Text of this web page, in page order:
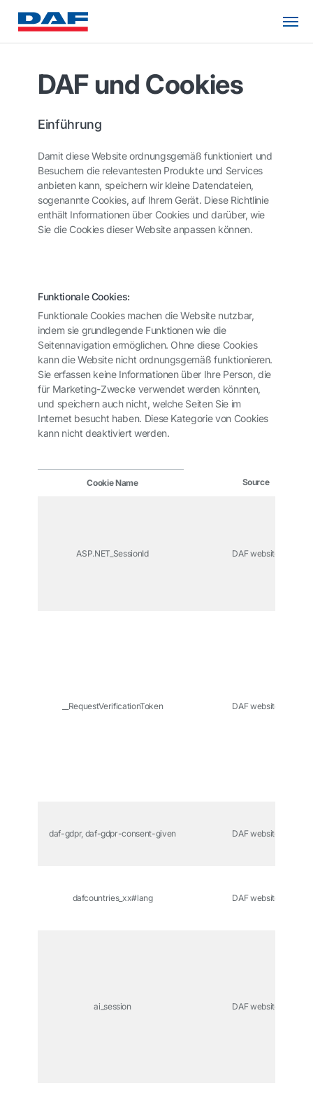
DAF und Cookies
Einführung
Damit diese Website ordnungsgemäß funktioniert und
Besuchern die relevantesten Produkte und Services
anbieten kann, speichern wir kleine Datendateien,
sogenannte Cookies, auf Ihrem Gerät. Diese Richtlinie
enthält Informationen über Cookies und darüber, wie
Sie die Cookies dieser Website anpassen können.
Funktionale Cookies:
Funktionale Cookies machen die Website nutzbar,
indem sie grundlegende Funktionen wie die
Seitennavigation ermöglichen. Ohne diese Cookies
kann die Website nicht ordnungsgemäß funktionieren.
Sie erfassen keine Informationen über Ihre Person, die
für Marketing-Zwecke verwendet werden könnten,
und speichern auch nicht, welche Seiten Sie im
Internet besucht haben. Diese Kategorie von Cookies
kann nicht deaktiviert werden.
Cookie Name Source
ASP.NET_SessionId DAF website
__RequestVerificationToken DAF website
daf-gdpr, daf-gdpr-consent-given DAF website
dafcountries_xx#lang DAF website
ai_session DAF website